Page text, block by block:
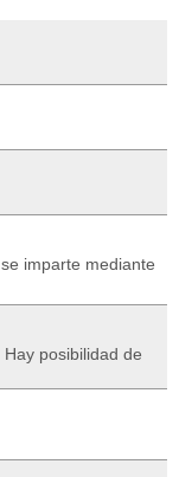
imparte mediante
posibilidad de